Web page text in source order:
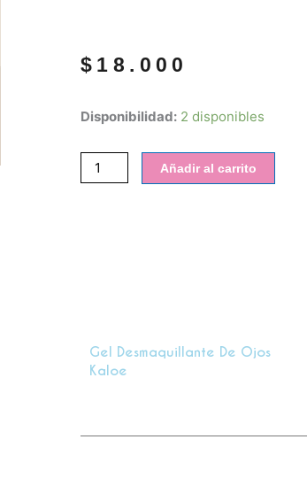
$ 18.000
Disponibilidad: 2 disponibles
Gel
ojos
Añadir al carrito
Gel Desmaquillante De Ojos
Kaloe